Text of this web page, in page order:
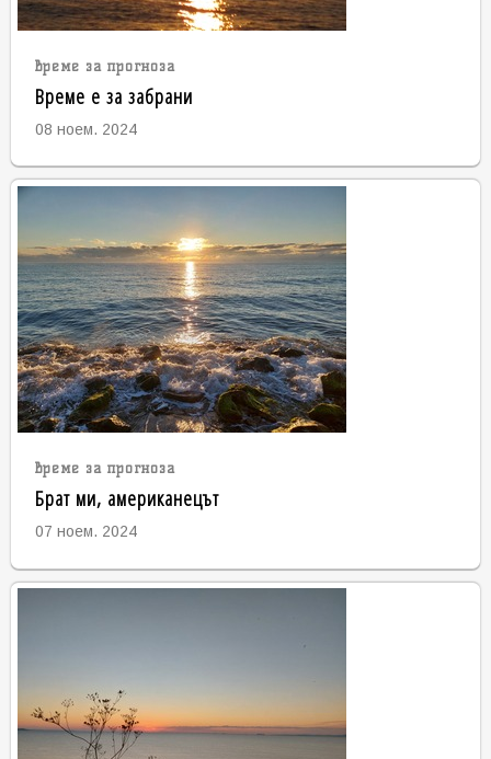
време за прогноза
Време е за забрани
08 ноем. 2024
време за прогноза
Брат ми, американецът
07 ноем. 2024